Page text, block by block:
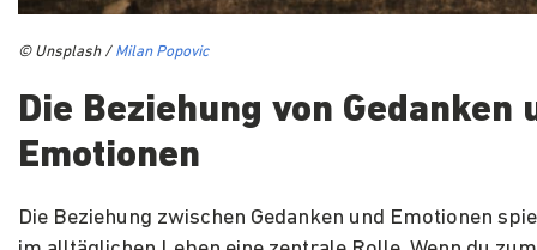
© Unsplash / Milan Popovic
Die Beziehung von Gedanken
Emotionen
Die Beziehung zwischen Gedanken und Emotionen